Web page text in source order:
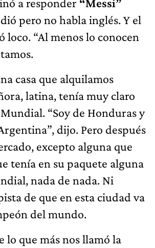
pero no habla inglés. Y el
loco. “Al menos lo conocen
casa que alquilamos
latina, tenía muy claro
“Soy de Honduras y
dijo. Pero después
excepto alguna que
tenía en su paquete alguna
nada de nada. Ni
de que en esta ciudad va
del mundo.
lo que más nos llamó la